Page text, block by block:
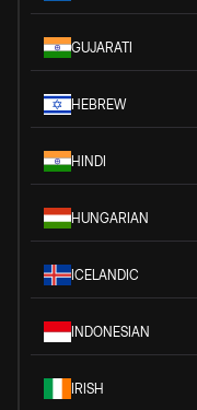
GUJARATI
HEBREW
HINDI
HUNGARIAN
ICELANDIC
INDONESIAN
IRISH